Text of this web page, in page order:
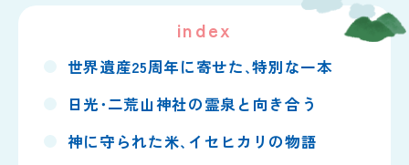
index
世界遺産25周年に寄せた､特別な一本
日光･二荒山神社の霊泉と 向き合う
神に守られた米､イセヒカリの物語